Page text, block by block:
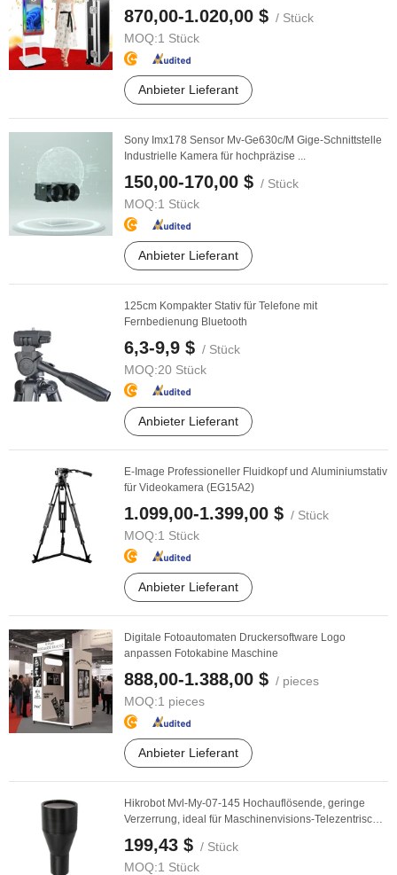
870,00-1.020,00 $ / Stück
MOQ:1 Stück
Anbieter Lieferant
Sony Imx178 Sensor Mv-Ge630c/M Gige-Schnittstelle
Industrielle Kamera für hochpräzise ...
150,00-170,00 $ / Stück
MOQ:1 Stück
Anbieter Lieferant
125cm Kompakter Stativ für Telefone mit
Fernbedienung Bluetooth
6,3-9,9 $ / Stück
MOQ:20 Stück
Anbieter Lieferant
E-Image Professioneller Fluidkopf und Aluminiumstativ
für Videokamera (EG15A2)
1.099,00-1.399,00 $ / Stück
MOQ:1 Stück
Anbieter Lieferant
Digitale Fotoautomaten Druckersoftware Logo
anpassen Fotokabine Maschine
888,00-1.388,00 $ / pieces
MOQ:1 pieces
Anbieter Lieferant
Hikrobot Mvl-My-07-145 Hochauflösende, geringe
Verzerrung, ideal für Maschinenvisions-Telezentrische
199,43 $ / Stück
MOQ:1 Stück